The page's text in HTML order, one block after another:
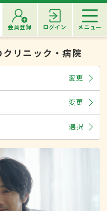
会員登録 ログイン メニュー
クリニック・病院
変更
変更
選択